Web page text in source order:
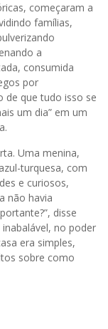
começaram a
famílias,
a
consumida
por
de que tudo isso se
um dia” em um
Uma menina,
turquesa, com
e curiosos,
não havia
disse
no poder
era simples,
sobre como